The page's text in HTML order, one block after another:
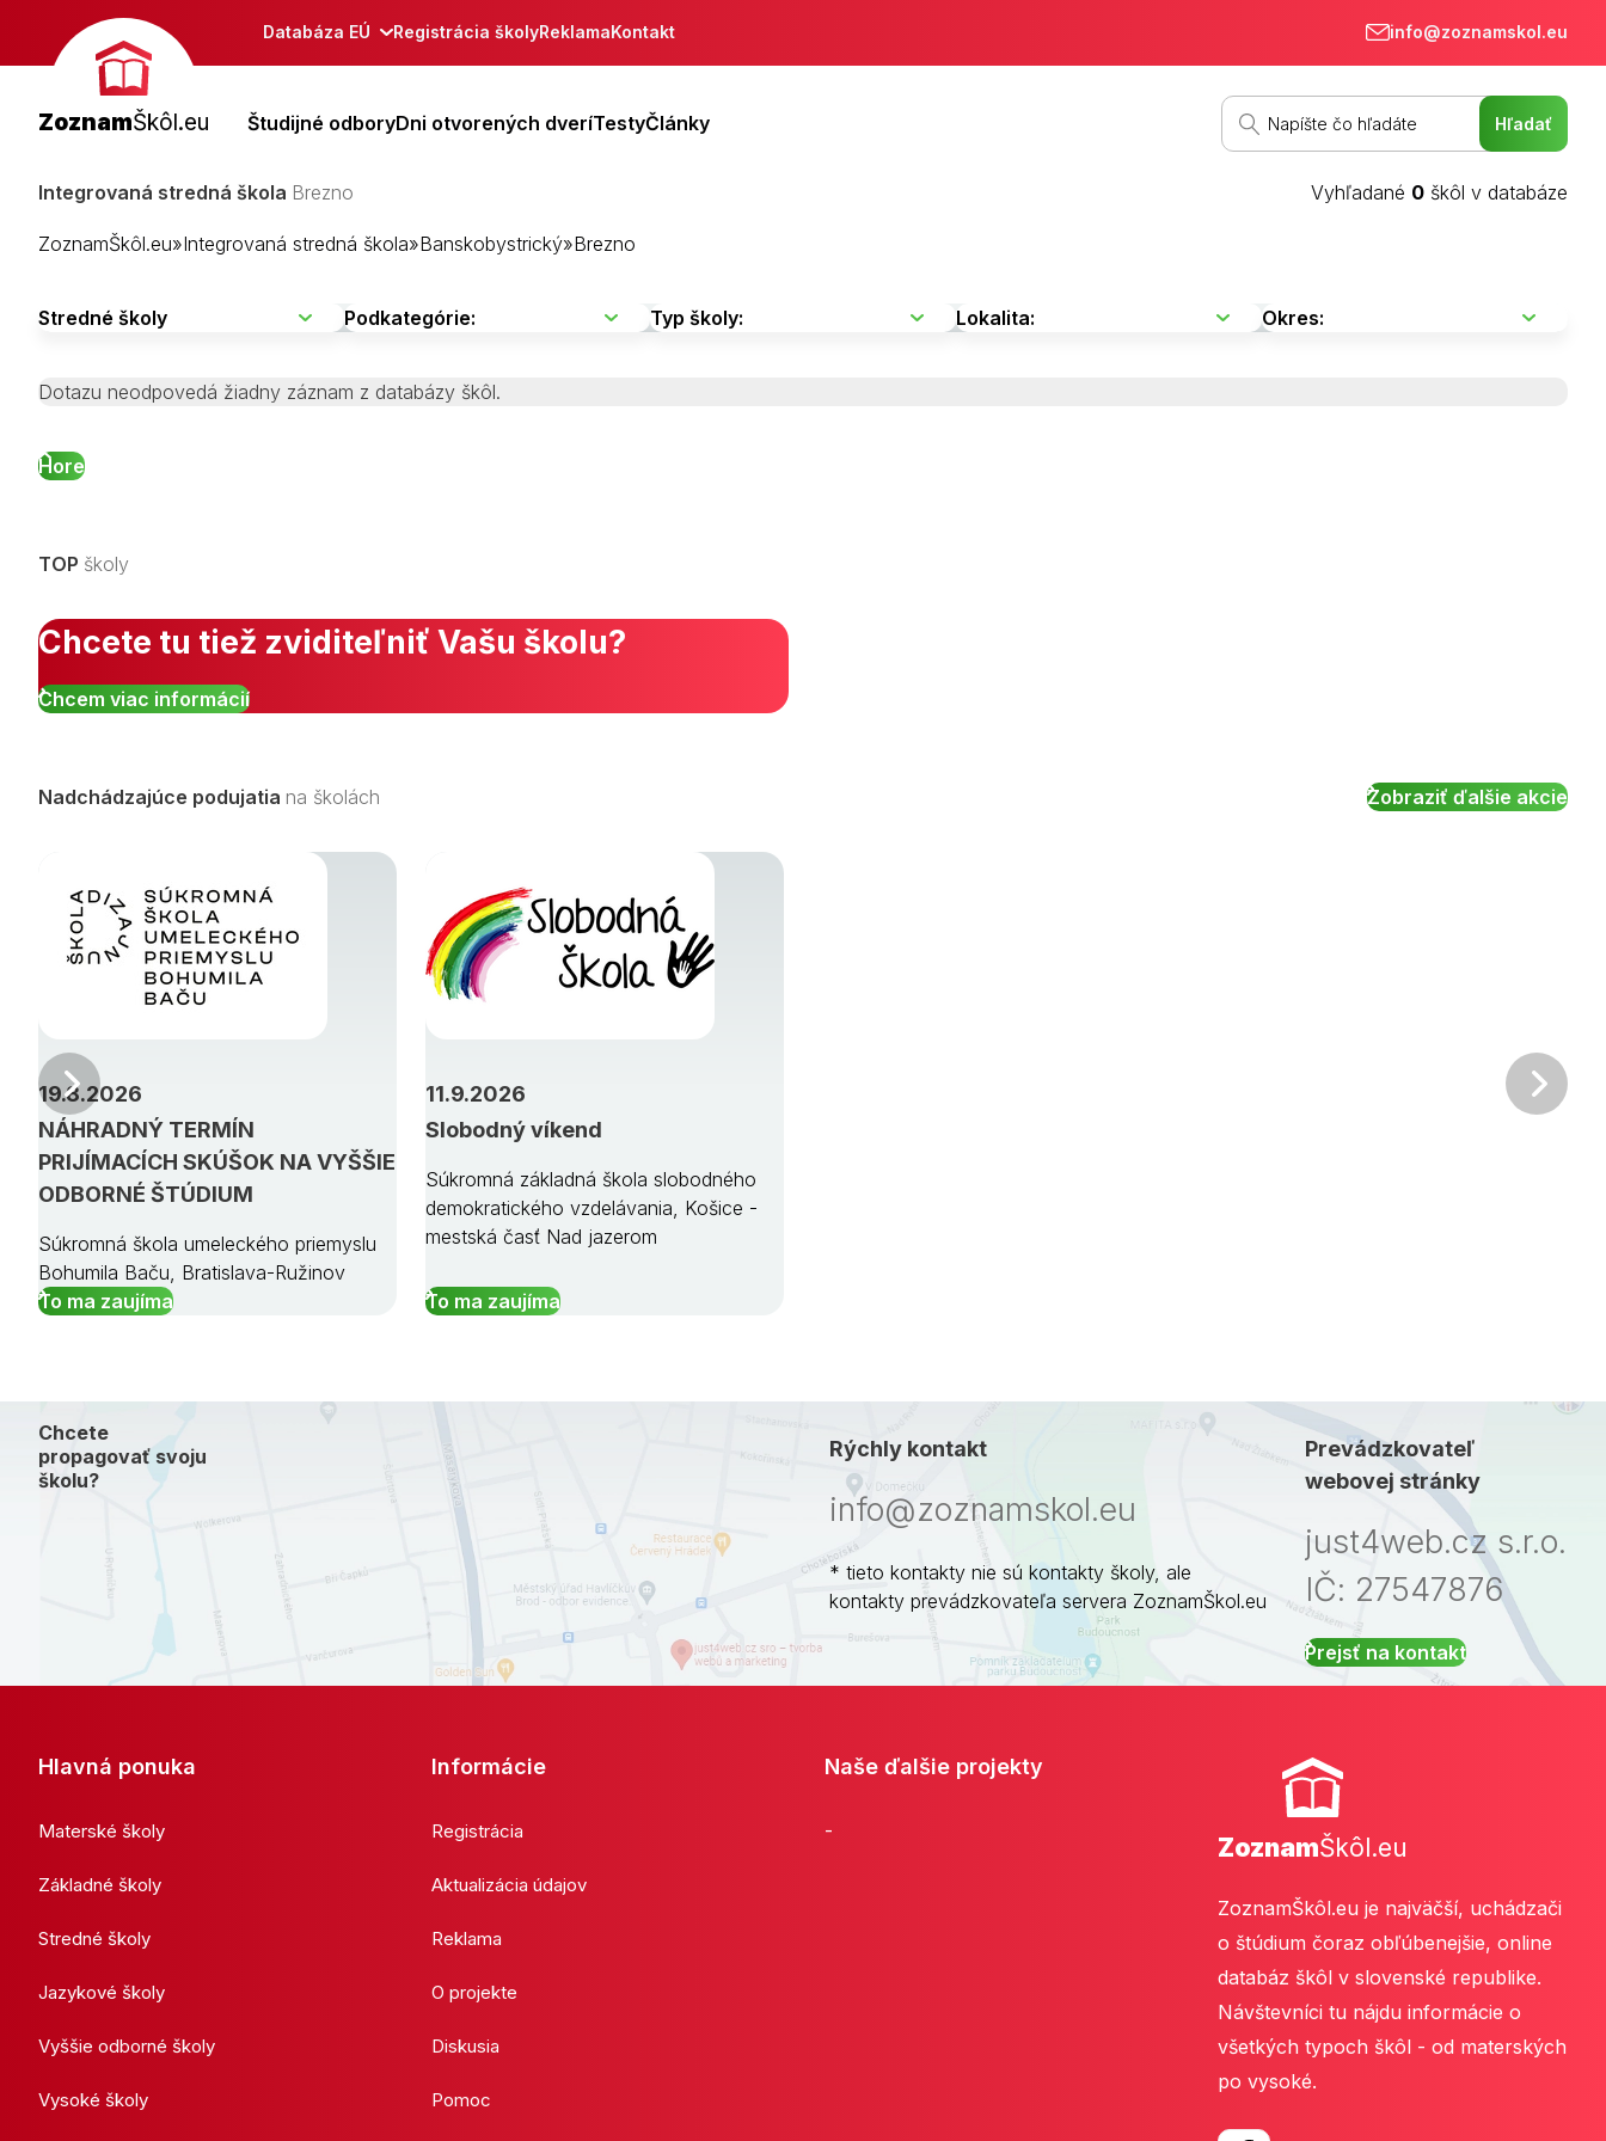
Databáza EÚ Registrácia školyReklamaKontakt info@zoznamskol.eu
ZoznamŠkôl.eu Študijné odboryDni otvorených dveríTestyČlánky
Integrovaná stredná škola Brezno Vyhľadané 0 škôl v databáze
ZoznamŠkôl.eu»Integrovaná stredná škola»Banskobystrický»Brezno
Dotazu neodpovedá žiadny záznam z databázy škôl.
Hore
TOP školy
Chcete tu tiež zviditeľniť Vašu školu?
Chcem viac informácií
Nadchádzajúce podujatia na školách Zobraziť ďalšie akcie
NÁHRADNÝ TERMÍN
PRIJÍMACÍCH SKÚŠOK NA VYŠŠIE
ODBORNÉ ŠTÚDIUM
19.8.2026
Súkromná škola umeleckého priemyslu
Bohumila Baču, Bratislava-Ružinov
To ma zaujíma
Slobodný víkend
11.9.2026
Súkromná základná škola slobodného
demokratického vzdelávania, Košice -
mestská časť Nad jazerom
To ma zaujíma
Predchádzajúci
Chcete
propagovať svoju
školu?
Rýchly kontakt
info@zoznamskol.eu
* tieto kontakty nie sú kontakty školy, ale
kontakty prevádzkovateľa servera ZoznamŠkol.eu
Prevádzkovateľ
webovej stránky
just4web.cz s.r.o.
IČ: 27547876
Prejsť na kontakt
Hlavná ponuka
Materské školy
Základné školy
Stredné školy
Jazykové školy
Vyššie odborné školy
Vysoké školy
Informácie
Registrácia
Aktualizácia údajov
Reklama
O projekte
Diskusia
Pomoc
Naše ďalšie projekty
-
ZoznamŠkôl.eu
ZoznamŠkôl.eu je najväčší, uchádzači
o štúdium čoraz obľúbenejšie, online
databáz škôl v slovenské republike.
Návštevníci tu nájdu informácie o
všetkých typoch škôl - od materských
po vysoké.